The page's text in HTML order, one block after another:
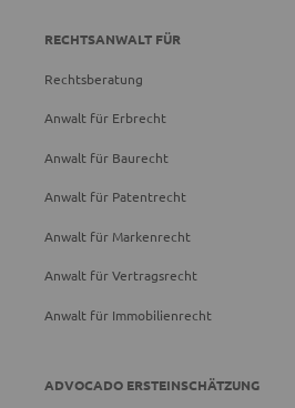
RECHTSANWALT FÜR
Rechtsberatung
Anwalt für Erbrecht
Anwalt für Baurecht
Anwalt für Patentrecht
Anwalt für Markenrecht
Anwalt für Vertragsrecht
Anwalt für Immobilienrecht
ADVOCADO ERSTEINSCHÄTZUNG